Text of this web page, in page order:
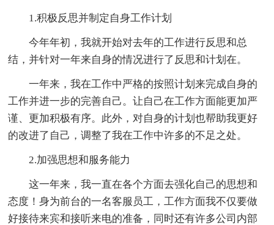
1.积极反思并制定自身工作计划
今年年初，我就开始对去年的工作进行反思和总
结，并针对一年来自身的情况进行了反思和计划在。
一年来，我在工作中严格的按照计划来完成自身的
工作并进一步的完善自己。让自己在工作方面能更加严
谨、更加积极有序。此外，对自身的计划也帮助我更好
的改进了自己，调整了我在工作中许多的不足之处。
2.加强思想和服务能力
这一年来，我一直在各个方面去强化自己的思想和
态度！身为前台的一名客服员工，工作方面我不仅要做
好接待来宾和接听来电的准备，同时还有许多公司内部